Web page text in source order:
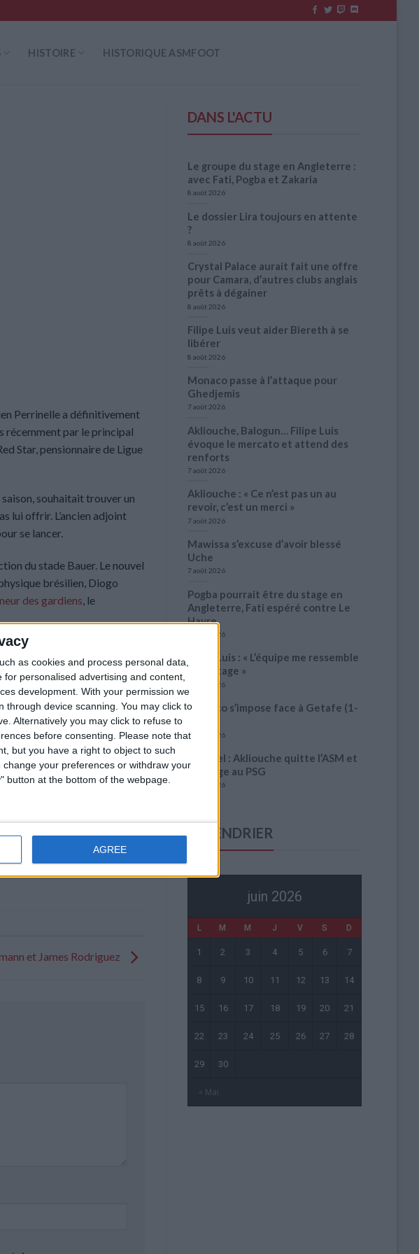
as cookies and process personal data,
personalised advertising and content,
development. With your permission we
device scanning. You may click to
Alternatively you may click to refuse to
before consenting.
Please note that
but you have a right to object to such
your preferences or withdraw your
button at the bottom of the webpage.
AGREE
HISTOIRE HISTORIQUE ASMFOOT
Perrinelle a définitivement
récemment par le principal
Star, pensionnaire de Ligue
souhaitait trouver un
lui offrir. L’ancien adjoint
se lancer.
du stade Bauer. Le nouvel
brésilien, Diogo
des gardiens, le
et James Rodriguez
DANS L'ACTU
Le groupe du stage en Angleterre :
avec Fati, Pogba et Zakaria
8 août 2026
Le dossier Lira toujours en attente
?
8 août 2026
Crystal Palace aurait fait une offre
pour Camara, d’autres clubs anglais
prêts à dégainer
8 août 2026
Filipe Luis veut aider Biereth à se
libérer
8 août 2026
Monaco passe à l’attaque pour
Ghedjemis
7 août 2026
Akliouche, Balogun… Filipe Luis
évoque le mercato et attend des
renforts
7 août 2026
Akliouche : « Ce n’est pas un au
revoir, c’est un merci »
7 août 2026
Mawissa s’excuse d’avoir blessé
Uche
7 août 2026
Pogba pourrait être du stage en
Angleterre, Fati espéré contre Le
Havre
6 août 2026
Filipe Luis : « L’équipe me ressemble
davantage »
6 août 2026
Monaco s’impose face à Getafe (1-
6 août 2026
Officiel : Akliouche quitte l’ASM et
s’engage au PSG
6 août 2026
CALENDRIER
juin 2026
L M M J V S D
« Mai
1 2 3 4 5 6 7
8 9 10 11 12 13 14
15 16 17 18 19 20 21
22 23 24 25 26 27 28
29 30